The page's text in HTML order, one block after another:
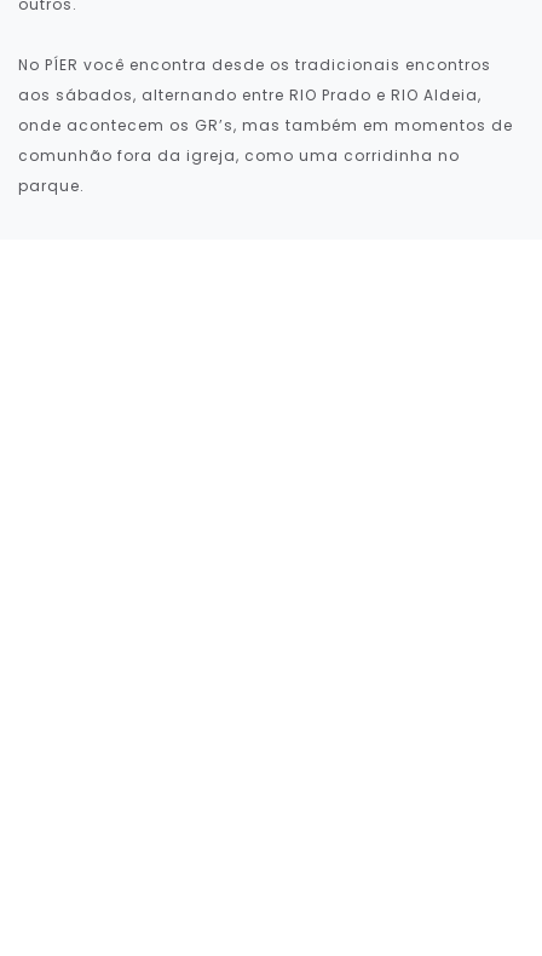
No PÍER você encontra desde os tradicionais encontros
aos sábados, alternando entre RIO Prado e RIO Aldeia,
onde acontecem os GR’s, mas também em momentos de
comunhão fora da igreja, como uma corridinha no
parque.